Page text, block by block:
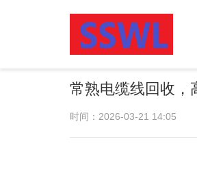
常熟电缆线回收，
时间：2026-03-21 14:05